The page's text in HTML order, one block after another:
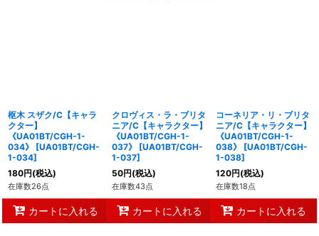
枢木 スザク/C【キャラ
クター】
《UA01BT/CGH-1-
034》
[UA01BT/CGH-
1-034]
180円(税込)
在庫数26点
カートに入れる
クロヴィス・ラ・ブリタ
ニア/C【キャラクター】
《UA01BT/CGH-1-
037》
[UA01BT/CGH-
1-037]
50円(税込)
在庫数43点
カートに入れる
コーネリア・リ・ブリタ
ニア/C【キャラクター】
《UA01BT/CGH-1-
038》
[UA01BT/CGH-
1-038]
120円(税込)
在庫数18点
カートに入れる